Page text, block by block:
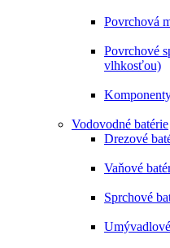
Povrchová
Povrchové
vlhkosťou)
Vodovodné batérie
Drezové
Vaňové
Sprchové